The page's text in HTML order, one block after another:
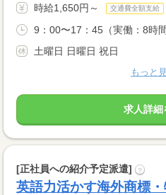
時給1,650円～ 交通費全額支給
9：00〜17：45（実働：8時
土曜日 日曜日 祝日
もっと
求人詳細
[正社員への紹介予定派遣] ?
英語力活かす海外商標